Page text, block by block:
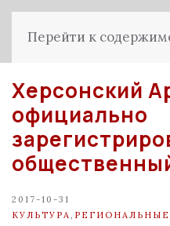
Перейти к
Херсонский
официально
2017-10-31
КУЛЬТУРА